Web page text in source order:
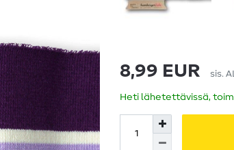
8,99 EUR sis.
Heti lähetettävissä,